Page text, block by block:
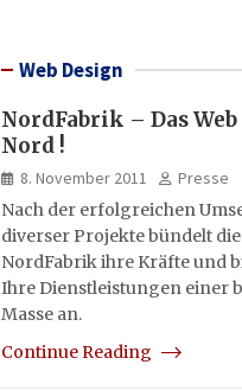
Web Design
NordFabrik – Das
Nord !
8. November 2011
Presse
Nach der erfolgreichen
diverser Projekte bündelt
NordFabrik ihre Kräfte und
Ihre Dienstleistungen einer
Masse an.
Continue Reading